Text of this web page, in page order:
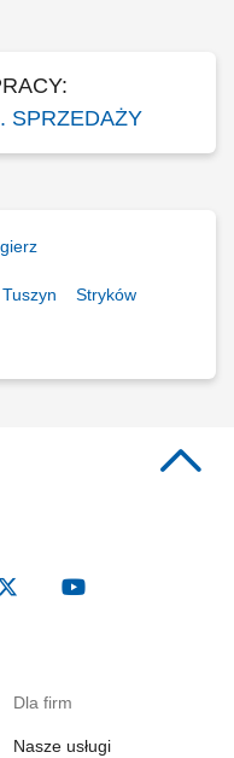
SPRZEDAŻY
Tuszyn Stryków
Dla firm
Nasze usługi